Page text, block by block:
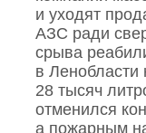
и уходят
АЗС ради
срыва
в Ленобласти
28 тысяч
отменился
а пожарным